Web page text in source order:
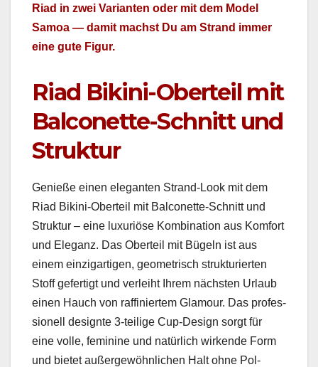
Riad in zwei Vari­anten oder mit dem Mod­el
Samoa — damit machst Du am Strand immer
eine gute Fig­ur.
Riad Bikini-Oberteil mit
Balconette-Schnitt und
Struktur
Genieße einen ele­gan­ten Strand-Look mit dem
Riad Biki­ni-Oberteil mit Bal­conette-Schnitt und
Struk­tur – eine lux­u­riöse Kom­bi­na­tion aus Kom­fort
und Ele­ganz. Das Oberteil mit Bügeln ist aus
einem einzi­gar­ti­gen, geometrisch struk­turi­erten
Stoff gefer­tigt und ver­lei­ht Ihrem näch­sten Urlaub
einen Hauch von raf­finiertem Glam­our. Das pro­fes­
sionell designte 3‑teilige Cup-Design sorgt für
eine volle, fem­i­nine und natür­lich wirk­ende Form
und bietet außergewöhn­lichen Halt ohne Pol­